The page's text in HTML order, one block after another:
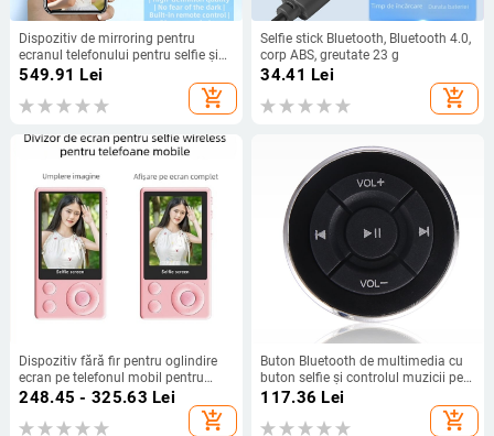
Dispozitiv de mirroring pentru
ecranul telefonului pentru selfie și
streaming live, cu conexiune
HZ810; Bluetooth 2.0; Material:
Compatibil Android și iOS
549.91 Lei
add_shopping_cart
Selfie stick Bluetooth, Bluetooth 4.0,
corp ABS, greutate 23 g
34.41 Lei
add_shopping_cart
Dispozitiv fără fir pentru oglindire
ecran pe telefonul mobil pentru
selfie — suport magnetic, Bluetooth
silicon+magnet, Model A1.a2 a3.a4
248.45 - 325.63 Lei
add_shopping_cart
Buton Bluetooth de multimedia cu
buton selfie și controlul muzicii pe
volan — BT-M3, Bluetooth 4.0, ABS,
117.36 Lei
add_shopping_cart